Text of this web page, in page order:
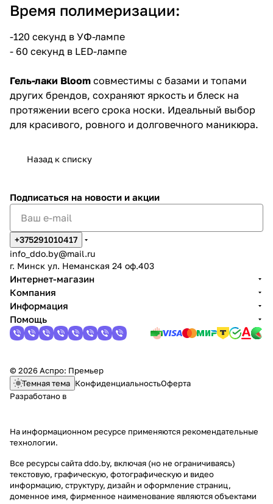
Время полимеризации:
-120 секунд в УФ-лампе
- 60 секунд в LED-лампе
Гель-лаки Bloom совместимы с базами и топами
других брендов, сохраняют яркость и блеск на
протяжении всего срока носки. Идеальный выбор
для красивого, ровного и долговечного маникюра.
Назад к списку
Подписаться на новости и акции
+375291010417
info_ddo.by@mail.ru
г. Минск ул. Неманская 24 оф.403
Интернет-магазин
Компания
Информация
Помощь
© 2026 Аспро: Премьер
Темная тема КонфиденциальностьОферта
Разработано в
На информационном ресурсе применяются рекомендательные
технологии.
Все ресурсы сайта ddo.by, включая (но не ограничиваясь)
текстовую, графическую, фотографическую и видео
информацию, структуру, дизайн и оформление страниц,
доменное имя, фирменное наименование являются объектами